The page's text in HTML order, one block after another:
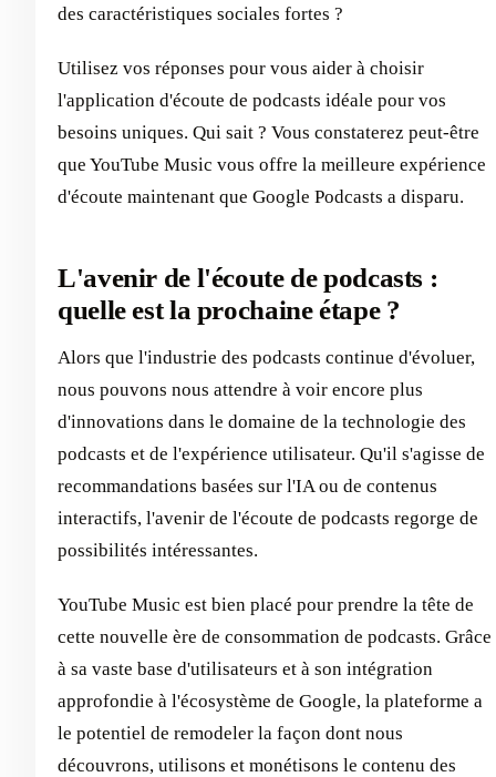
des caractéristiques sociales fortes ?
Utilisez vos réponses pour vous aider à choisir
l'application d'écoute de podcasts idéale pour vos
besoins uniques. Qui sait ? Vous constaterez peut-être
que YouTube Music vous offre la meilleure expérience
d'écoute maintenant que Google Podcasts a disparu.
L'avenir de l'écoute de podcasts :
quelle est la prochaine étape ?
Alors que l'industrie des podcasts continue d'évoluer,
nous pouvons nous attendre à voir encore plus
d'innovations dans le domaine de la technologie des
podcasts et de l'expérience utilisateur. Qu'il s'agisse de
recommandations basées sur l'IA ou de contenus
interactifs, l'avenir de l'écoute de podcasts regorge de
possibilités intéressantes.
YouTube Music est bien placé pour prendre la tête de
cette nouvelle ère de consommation de podcasts. Grâce
à sa vaste base d'utilisateurs et à son intégration
approfondie à l'écosystème de Google, la plateforme a
le potentiel de remodeler la façon dont nous
découvrons, utilisons et monétisons le contenu des